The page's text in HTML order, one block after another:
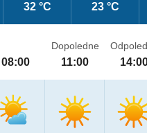
32 °C 23 °C
08:00
Dopoledne
11:00